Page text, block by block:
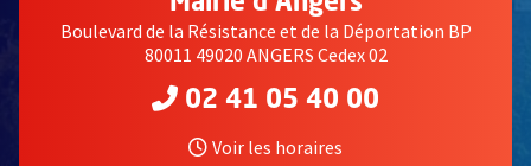
Boulevard de la Résistance et de la Déportation BP
80011 49020 ANGERS Cedex 02
02 41 05 40 00
Voir les horaires